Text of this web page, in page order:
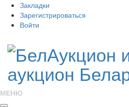
Закладки
Зарегистрироваться
Войти
МЕНЮ